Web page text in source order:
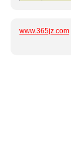
www.365jz.com